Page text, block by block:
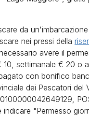
da
nei pressi della
avere il
10, settimanale € 20 o
con bonifico
dei Pescatori del
indicare "Permesso